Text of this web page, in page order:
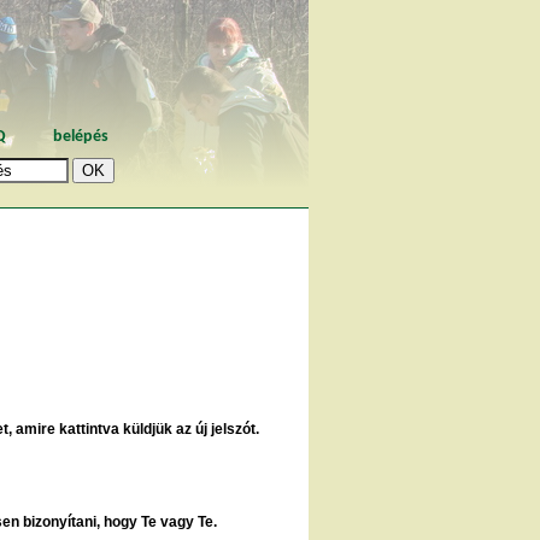
belépés
amire kattintva küldjük az új jelszót.
bizonyítani, hogy Te vagy Te.